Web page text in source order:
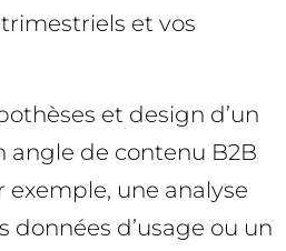
et vos
et design d’un
angle de contenu B2B
exemple, une analyse
données d’usage ou un